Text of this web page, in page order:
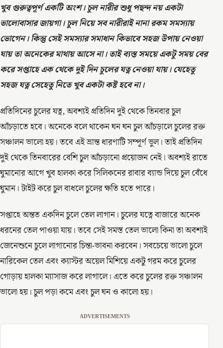
খুব গুরুত্বপূর্ণ একটি অংশ। চুল নারীর শুধু পছন্দ নয় একটা
ভালোবাসার জায়গা। চুল নিয়ে সব নারীরাই নানা রকম সমস্যায়
ভোগেন। কিন্তু সেই সমস্যার সমাধান কিভাবে সহজ উপায় নেওয়া
যায় তা অনেকের মাথায় আসে না। তাই ব্যস্ত সময়ে একটু সময় বের
করে সপ্তাহে এক থেকে দুই দিন চুলের যত্ন নেওয়া যায়। যেহেতু
সহজ যত্ন সেহেতু নিতে খুব একটা কষ্ট হবে না।
প্রতিদিনের চুলের যত্ন, অবশ্যই প্রতিদিন দুই থেকে তিনবার চুল
আঁচড়াতে হবে। অনেকে বলে থাকেন ঘন ঘন চুল আঁচড়ালে চুলের রক্ত
সঞ্চালন ভালো হয়। তবে এই ভ্রান্ত ধারণাটি সম্পূর্ণ ভুল। তাই প্রতিদিন
দুই থেকে তিনবারের বেশি চুল আঁচড়ানো প্রয়োজন নেই। অবশ্যই রাতে
ঘুমানোর আগে খুব হালকা করে সিলিকনের রাবার ব্যান্ড দিয়ে চুল বেঁধে
ঘুমান। টাইট করে চুল বাধলে চুলের ক্ষতি হতে পারে।
সপ্তাহে অন্তত একদিন চুলে তেল লাগান। চুলের যত্নে বাজারে অনেক
ধরনের তেল পাওয়া যায়। তবে সেই সমস্ত তেল ভালো কিনা তা অবশ্যই
জেনেশুনে চুলে লাগানোর চিন্তা-ভাবনা করবেন। সবচেয়ে ভালো চুলে
নারিকেল তেল এবং ক্যাস্টর অয়েল মিশিয়ে একটু গরম করে চুলের
গোড়ায় হালকা ম্যাসাজ করে লাগালে। এতে করে চুলের রক্ত সঞ্চালন
ভালো হয়। চুল পড়া কমে এবং চুল ঘন ও কালো হয়।
ADVERTISEMENTS